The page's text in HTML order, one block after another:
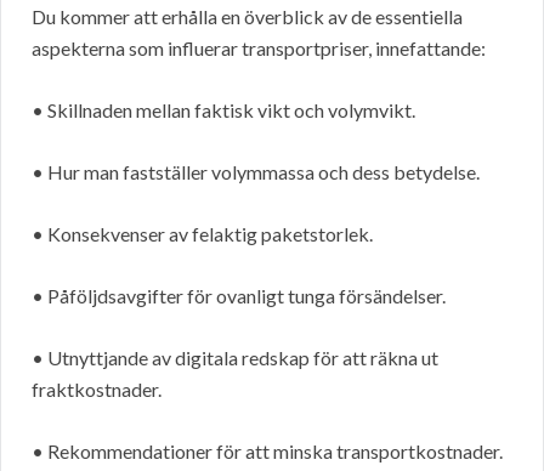
Du kommer att erhålla en överblick av de essentiella
aspekterna som influerar transportpriser, innefattande:
• Skillnaden mellan faktisk vikt och volymvikt.
• Hur man fastställer volymmassa och dess betydelse.
• Konsekvenser av felaktig paketstorlek.
• Påföljdsavgifter för ovanligt tunga försändelser.
• Utnyttjande av digitala redskap för att räkna ut
fraktkostnader.
• Rekommendationer för att minska transportkostnader.